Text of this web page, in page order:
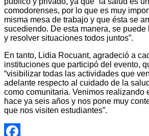
comodorenses, por lo que es muy
misma mesa de trabajo y que ésta se
sucediendo. De esta manera, se
y resolver situaciones todos juntos”.
En tanto, Lidia Rocuant, agradeció a
instituciones que participó del evento,
“visibilizar todas las actividades que
adelante respecto al cuidado de la
como comunitaria. Venimos realizando
hace ya seis años y nos pone muy
que nos visiten estudiantes”.